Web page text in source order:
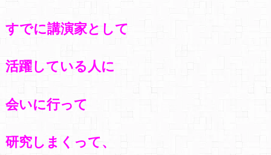
すでに講演家として
活躍している人に
会いに行って
研究しまくって、